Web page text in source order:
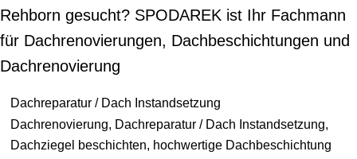
Rehborn gesucht? SPODAREK ist Ihr Fachmann
für Dachrenovierungen, Dachbeschichtungen und
Dachrenovierung
Dachreparatur / Dach Instandsetzung
Dachrenovierung, Dachreparatur / Dach Instandsetzung,
Dachziegel beschichten, hochwertige Dachbeschichtung